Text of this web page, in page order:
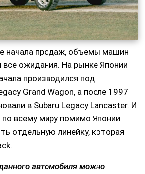
начала продаж, объемы машин
все ожидания. На рынке Японии
производился под
Grand Wagon, а после 1997
в Subaru Legacy Lancaster. И
всему миру помимо Японии
отдельную линейку, которая
автомобиля можно